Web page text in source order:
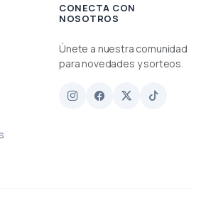
CONECTA CON
NOSOTROS
Únete a nuestra comunidad
para novedades y sorteos.